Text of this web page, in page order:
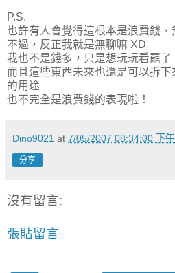
P.S.
也許有人會覺得這根本是浪費錢、
不過，反正我就是無聊嘛 XD
我也不是錢多，只是想玩玩看罷了
而且這些東西未來也還是可以拆
的用途
也不完全是浪費錢的表現啦！
Dino9021 at 7/05/2007 08:34:00 下午
分享
沒有留言:
張貼留言